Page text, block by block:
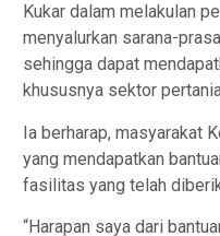
Kukar dalam melakulan
menyalurkan sarana-
sehingga dapat
khususnya sektor
Ia berharap, masyarakat
yang mendapatkan
fasilitas yang telah
“Harapan saya dari